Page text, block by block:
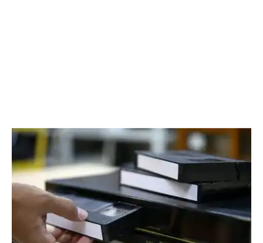
Location High-tech Magnétoscope
Location magnétoscope
Location Magnetoscope
(Photo non contractuelle)